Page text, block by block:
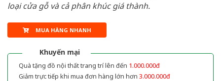
loại cửa gỗ và cả phân khúc giá thành.
MUA HÀNG NHANH
Khuyến mại
Quà tặng đồ nội thất trang trí lên đến 1.000.000đ
Giảm trực tiếp khi mua đơn hàng lớn hơn 3.000.000đ